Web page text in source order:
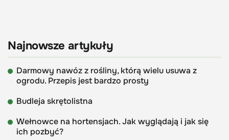
Najnowsze artykuły
Darmowy nawóz z rośliny, którą wielu usuwa z
ogrodu. Przepis jest bardzo prosty
Budleja skrętolistna
Wełnowce na hortensjach. Jak wyglądają i jak się
ich pozbyć?